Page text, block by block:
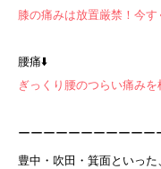
膝の痛みは放置厳禁！今す
腰痛⬇️
ぎっくり腰のつらい痛み
ーーーーーーーーーーー
豊中・吹田・箕面といった